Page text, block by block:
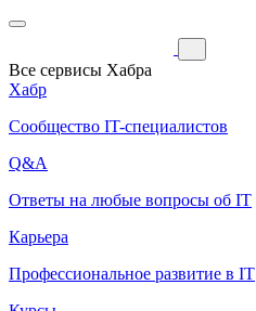
Все сервисы Хабра
Хабр
Сообщество IT-специалистов
Q&A
Ответы на любые вопросы об IT
Карьера
Профессиональное развитие в IT